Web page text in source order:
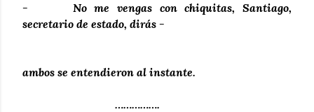
- No me vengas con chiquitas, Santiago,
secretario de estado, dirás -
ambos se entendieron al instante.
…………….